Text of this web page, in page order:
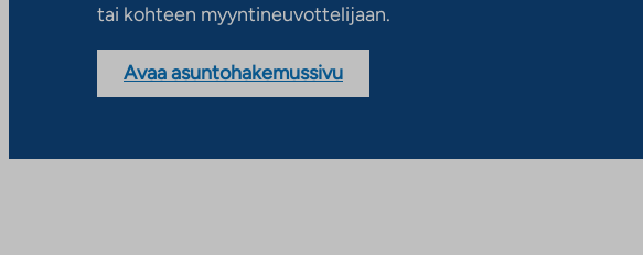
tai kohteen myyntineuvottelijaan.
Avaa asuntohakemussivu